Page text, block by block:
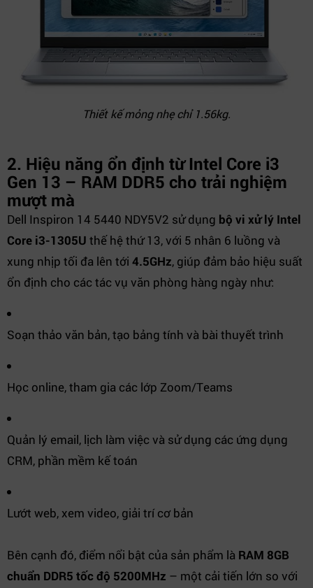
Thiết kế mỏng nhẹ chỉ 1.56kg.
2. Hiệu năng ổn định từ Intel Core i3
Gen 13 – RAM DDR5 cho trải nghiệm
mượt mà
Dell Inspiron 14 5440 NDY5V2 sử dụng bộ vi xử lý Intel
Core i3-1305U thế hệ thứ 13, với 5 nhân 6 luồng và
xung nhịp tối đa lên tới 4.5GHz, giúp đảm bảo hiệu suất
ổn định cho các tác vụ văn phòng hàng ngày như:
Soạn thảo văn bản, tạo bảng tính và bài thuyết trình
Học online, tham gia các lớp Zoom/Teams
Quản lý email, lịch làm việc và sử dụng các ứng dụng
CRM, phần mềm kế toán
Lướt web, xem video, giải trí cơ bản
Bên cạnh đó, điểm nổi bật của sản phẩm là RAM 8GB
chuẩn DDR5 tốc độ 5200MHz – một cải tiến lớn so với